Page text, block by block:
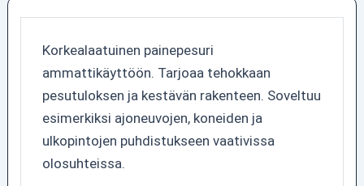
Korkealaatuinen painepesuri
ammattikäyttöön. Tarjoaa tehokkaan
pesutuloksen ja kestävän rakenteen. Soveltuu
esimerkiksi ajoneuvojen, koneiden ja
ulkopintojen puhdistukseen vaativissa
olosuhteissa.